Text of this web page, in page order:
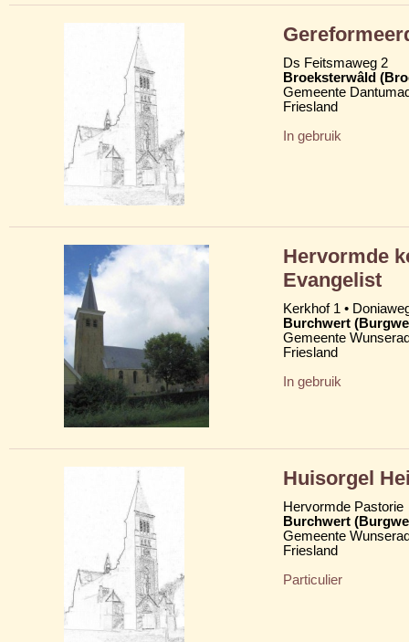
Ds Feitsmaweg 2
Broeksterwâld
Gemeente
Friesland
In gebruik
Hervormde
Evangelist
Kerkhof 1 •
Burchwert
Gemeente
Friesland
In gebruik
Huisorgel
Hervormde Pastorie
Burchwert
Gemeente
Friesland
Particulier